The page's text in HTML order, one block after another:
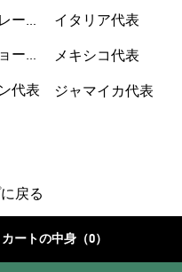
ーニ
ート
代表
イタリア代表
メキシコ代表
ジャマイカ代表
に戻る
カートの中身（0）